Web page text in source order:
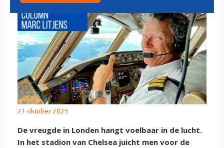
21 oktober 2025
De vreugde in Londen hangt voelbaar in de lucht.
In het stadion van Chelsea juicht men voor de